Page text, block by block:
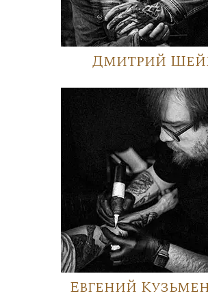
Дмитрий
Евгений